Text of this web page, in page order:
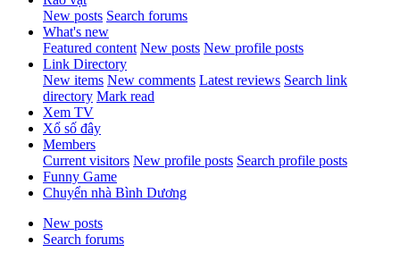
New posts Search forums
What's new
Featured content New posts New profile posts
Link Directory
New items New comments Latest reviews Search link
directory Mark read
Xem TV
Xổ số đây
Members
Current visitors New profile posts Search profile posts
Funny Game
Chuyển nhà Bình Dương
New posts
Search forums